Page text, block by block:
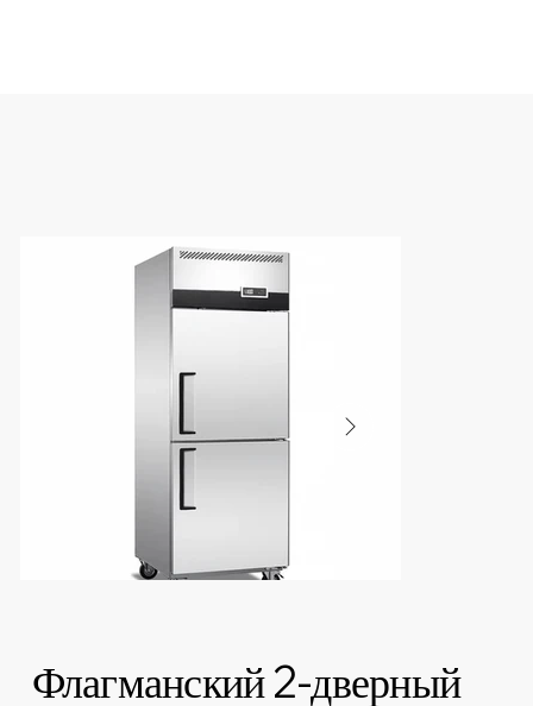
Флагманский 2-дверный